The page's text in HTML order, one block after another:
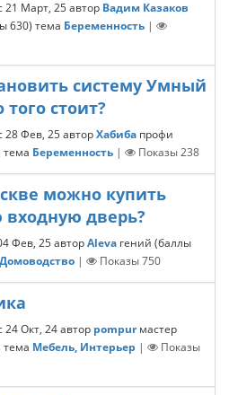
21 Март, 25 автор Вадим Казаков
630) тема Беременность |
систему Умный
стоит?
28 Фев, 25 авторХабиба профи
тема Беременность | Показы238
можно купить
дверь?
Фев, 25 авторAleva гений (баллы
Домоводство | Показы750
24 Окт, 24 автор pompur мастер
тема Мебель, Интерьер |
Показы